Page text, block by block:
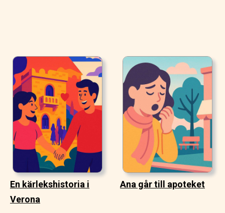
En kärlekshistoria i
Verona
Ana går till apoteket